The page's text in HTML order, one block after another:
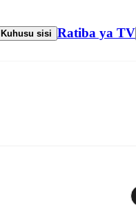
Kuhusu sisi Ratiba ya TV